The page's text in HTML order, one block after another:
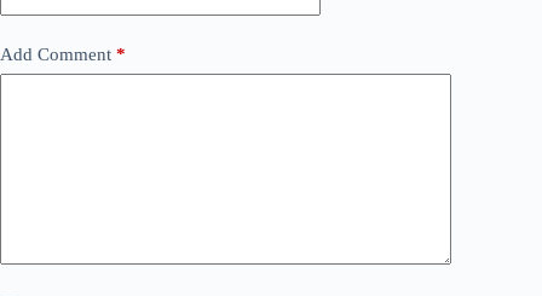
Add Comment *